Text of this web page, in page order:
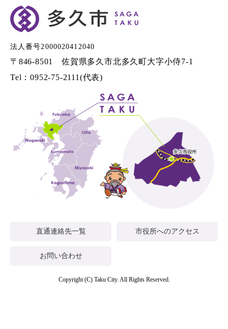
法人番号2000020412040
〒846-8501 佐賀県多久市北多久町大字小侍7-1
Tel：0952-75-2111(代表)
直通連絡先一覧 市役所へのアクセス
お問い合わせ
Copyright (C) Taku City. All Rights Reserved.